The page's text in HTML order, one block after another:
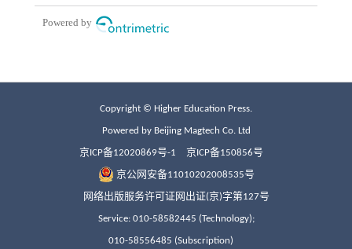
Copyright © Higher Education Press.
Powered by Beijing Magtech Co. Ltd
京ICP备12020869号-1 京ICP备150856号
京公网安备11010202008535号
网络出版服务许可证网出证(京)字第127号
Service: 010-58582445 (Technology);
010-58556485 (Subscription)